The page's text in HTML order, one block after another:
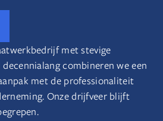
met stevige
combineren we een
met de professionaliteit
Onze drijfveer blijft